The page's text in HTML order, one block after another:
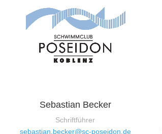
Sebastian Becker
Schriftführer
sebastian.becker@sc-poseidon.de